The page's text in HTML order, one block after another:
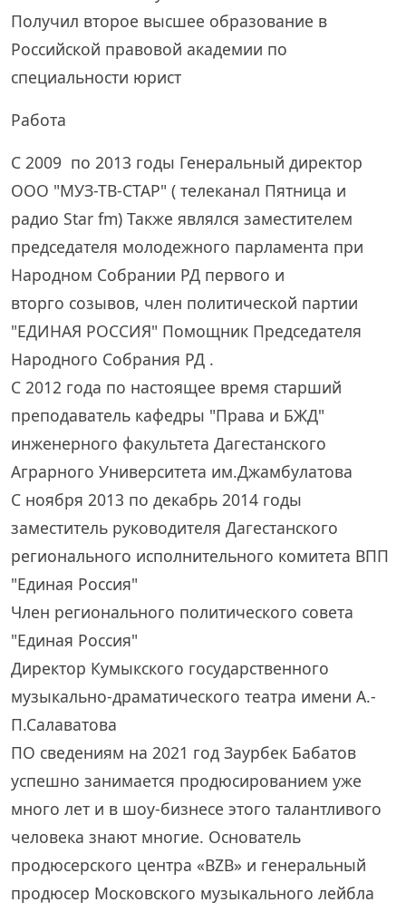
Получил второе высшее образование в
Российской правовой академии по
специальности юрист
Работа
С 2009 по 2013 годы Генеральный директор
ООО "МУЗ-ТВ-СТАР" ( телеканал Пятница и
радио Star fm) Также являлся заместителем
председателя молодежного парламента при
Народном Собрании РД первого и
вторго созывов, член политической партии
"ЕДИНАЯ РОССИЯ" Помощник Председателя
Народного Собрания РД .
С 2012 года по настоящее время старший
преподаватель кафедры "Права и БЖД"
инженерного факультета Дагестанского
Аграрного Университета им.Джамбулатова
С ноября 2013 по декабрь 2014 годы
заместитель руководителя Дагестанского
регионального исполнительного комитета ВПП
"Единая Россия"
Член регионального политического совета
"Единая Россия"
Директор Кумыкского государственного
музыкально-драматического театра имени А.-
П.Салаватова
ПО сведениям на 2021 год Заурбек Бабатов
успешно занимается продюсированием уже
много лет и в шоу-бизнесе этого талантливого
человека знают многие. Основатель
продюсерского центра «BZB» и генеральный
продюсер Московского музыкального лейбла